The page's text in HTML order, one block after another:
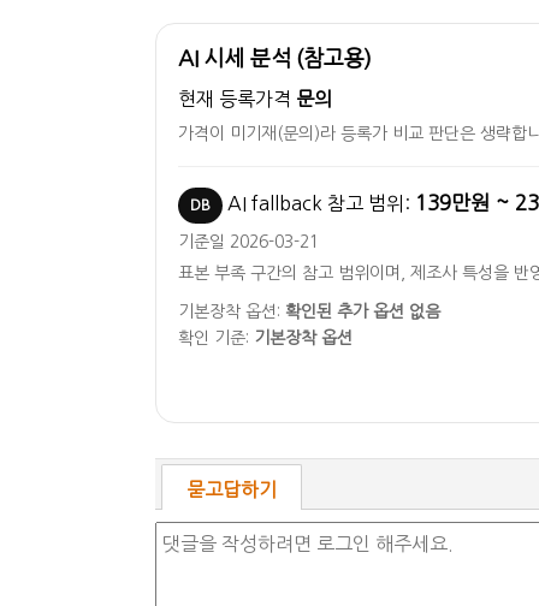
AI 시세 분석 (참고용)
현재 등록가격 문의
가격이 미기재(문의)라 등록가 비교 판단은 생략합
DB AI fallback 참고 범위: 139만원 ~
기준일 2026-03-21
표본 부족 구간의 참고 범위이며, 제조사 특성을 반
기본장착 옵션: 확인된 추가 옵션 없음
확인 기준: 기본장착 옵션
묻고답하기